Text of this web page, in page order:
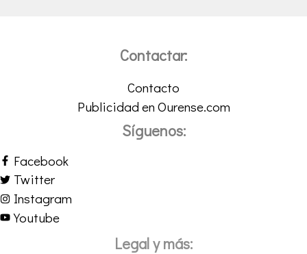
Contactar:
Contacto
Publicidad en Ourense.com
Síguenos:
Facebook
Twitter
Instagram
Youtube
Legal y más: